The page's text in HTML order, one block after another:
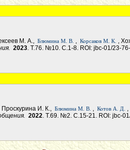
М. А., Блюмина М. В. , Корсаков М. К. ,
2023. Т.76. №10. С.1-8. ROI: jbc-01/23-
И. К., Блюмина М. В. , Котов А. Д.
2022. Т.69. №2. С.15-21. ROI: jbc-